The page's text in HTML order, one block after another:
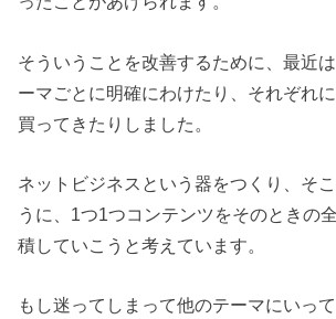
そういうことを改善するために、最近
ーマごとに明確にわけたり、それぞれ
買ってきたりしました。
ネットビジネスという器をつくり、そ
うに、1つ1つコンテンツをそのときの
積していこうと考えています。
もし迷ってしまって他のテーマにいっ